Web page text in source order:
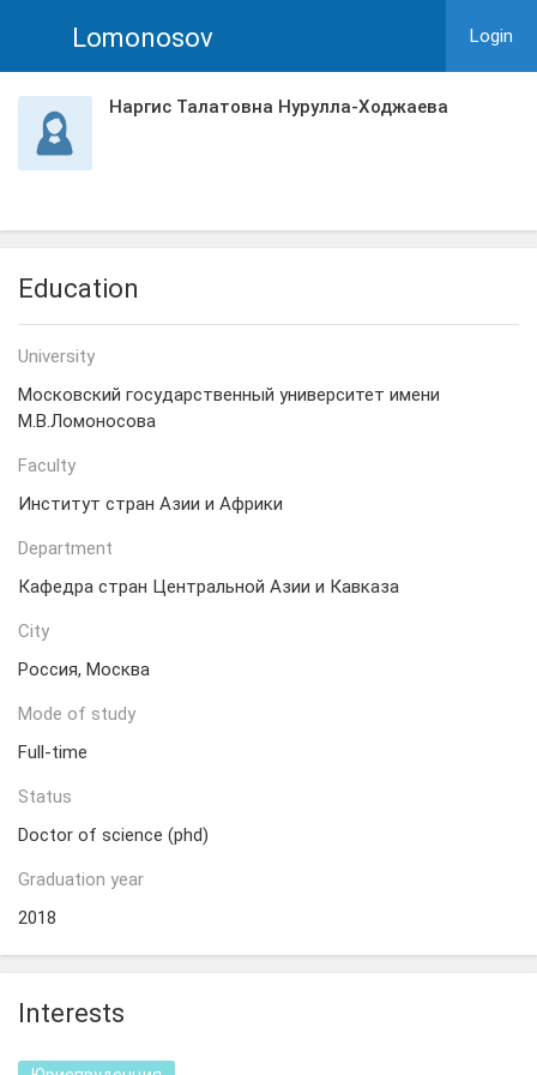
Lomonosov Login
Наргис Талатовна Нурулла-Ходжаева
Education
University
Московский государственный университет имени
М.В.Ломоносова
Faculty
Институт стран Азии и Африки
Department
Кафедра стран Центральной Азии и Кавказа
City
Россия, Москва
Mode of study
Full-time
Status
Doctor of science (phd)
Graduation year
2018
Interests